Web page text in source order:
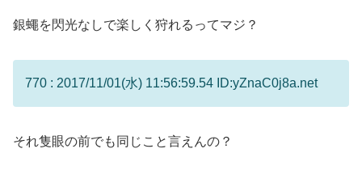
銀蠅を閃光なしで楽しく狩れるってマジ？
770 : 2017/11/01(水) 11:56:59.54 ID:yZnaC0j8a.net
それ隻眼の前でも同じこと言えんの？